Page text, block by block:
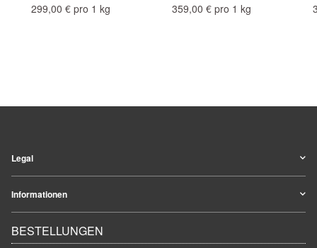
299,00 € pro 1 kg 359,00 € pro 1 kg
Legal
Informationen
BESTELLUNGEN